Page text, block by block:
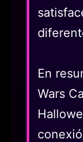
En
Wars